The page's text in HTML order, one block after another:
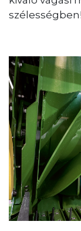
szélességben!